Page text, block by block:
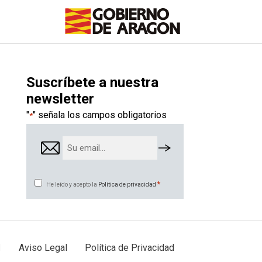
Suscríbete a nuestra
newsletter
"*" señala los campos obligatorios
Email
Consentimiento
*
He leído y acepto la Política de privacidad *
Aviso Legal
Política de Privacidad